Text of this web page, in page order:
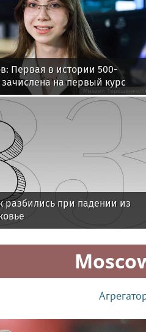
Первая в истории 500-
на первый курс
разбились при падении из